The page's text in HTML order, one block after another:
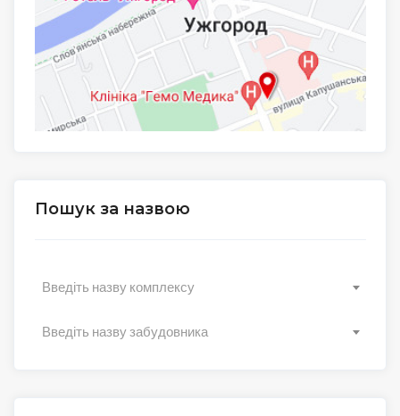
Пошук за назвою
Введіть назву комплексу
Введіть назву забудовника